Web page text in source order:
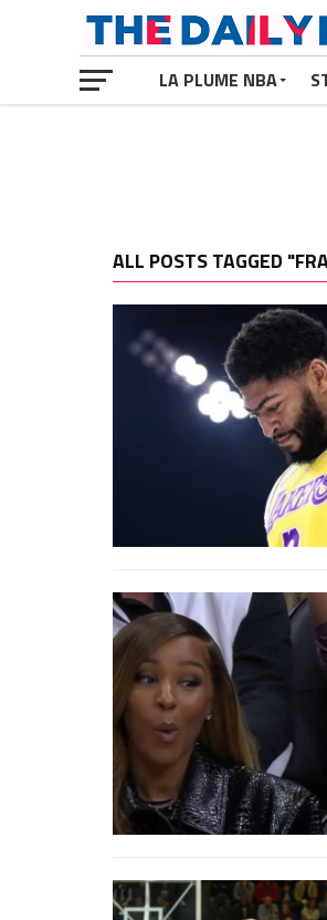
LA PLUME NBA
ALL POSTS TAGGED